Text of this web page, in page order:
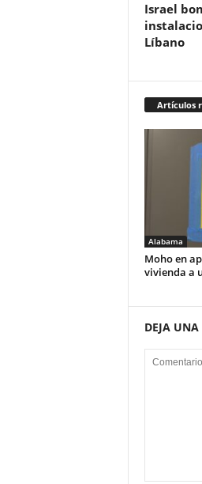
Israel
Líbano
Artículos
Alabama
Moho en
vivienda a
DEJA UNA